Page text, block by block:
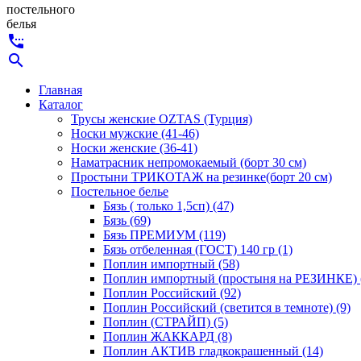
постельного
белья
settings_phone
search
Главная
Каталог
Трусы женские OZTAS (Турция)
Носки мужские (41-46)
Носки женские (36-41)
Наматрасник непромокаемый (борт 30 см)
Простыни ТРИКОТАЖ на резинке(борт 20 см)
Постельное белье
Бязь ( только 1,5сп) (47)
Бязь (69)
Бязь ПРЕМИУМ (119)
Бязь отбеленная (ГОСТ) 140 гр (1)
Поплин импортный (58)
Поплин импортный (простыня на РЕЗИНКЕ)
Поплин Российский (92)
Поплин Российский (светится в темноте) (9)
Поплин (СТРАЙП) (5)
Поплин ЖАККАРД (8)
Поплин АКТИВ гладкокрашенный (14)